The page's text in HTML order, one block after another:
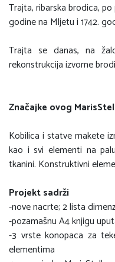
Trajta, ribarska brodica,
godine na Mljetu i 1742.
Trajta se danas, na
rekonstrukcija izvorne
Značajke ovog
Kobilica i statve makete
kao i svi elementi na
tkanini. Konstruktivni
Projekt sadrži
-nove nacrte; 2 lista
-pozamašnu A4 knjigu
-3 vrste konopaca za
elementima